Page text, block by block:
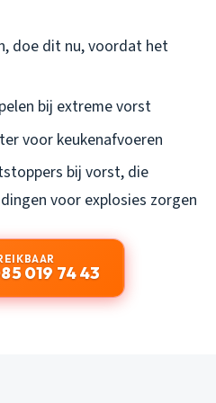
doe dit nu, voordat het
bij extreme vorst
voor keukenafvoeren
bij vorst, die
voor explosies zorgen
019 74 43